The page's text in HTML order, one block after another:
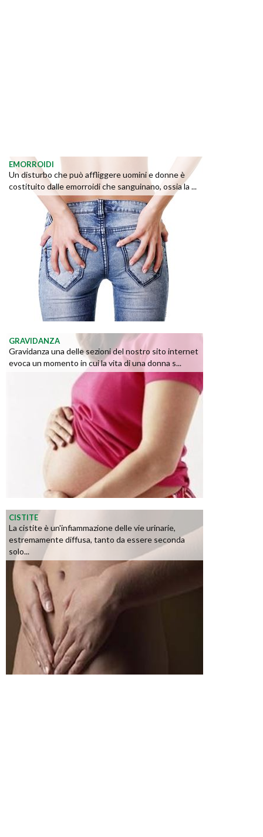
EMORROIDI
Un disturbo che può affliggere uomini e donne è
costituito dalle emorroidi che sanguinano, ossia la ...
GRAVIDANZA
Gravidanza una delle sezioni del nostro sito internet
evoca un momento in cui la vita di una donna s...
CISTITE
La cistite è un'infiammazione delle vie urinarie,
estremamente diffusa, tanto da essere seconda
solo...